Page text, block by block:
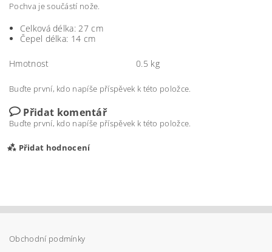
Pochva je součástí nože.
Celková délka: 27 cm
Čepel délka: 14 cm
Hmotnost 0.5 kg
Buďte první, kdo napíše příspěvek k této položce.
Přidat komentář
Buďte první, kdo napíše příspěvek k této položce.
Přidat hodnocení
Obchodní podmínky